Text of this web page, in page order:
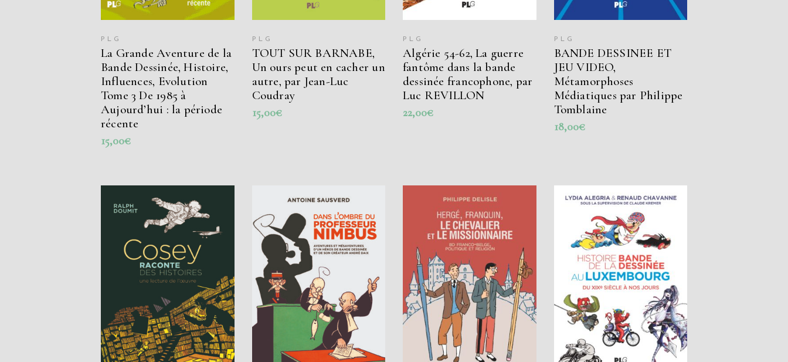
PLG
La Grande Aventure de la
Bande Dessinée, Histoire,
Influences, Evolution
Tome 3 De 1985 à
Aujourd’hui : la période
récente
15,00€
PLG
TOUT SUR BARNABE,
Un ours peut en cacher un
autre, par Jean-Luc
Coudray
15,00€
PLG
Algérie 54-62, La guerre
fantôme dans la bande
dessinée francophone, par
Luc REVILLON
22,00€
PLG
BANDE DESSINEE ET
JEU VIDEO,
Métamorphoses
Médiatiques par Philippe
Tomblaine
18,00€
LIRE LA SUITE AJOUTER AU PANIER AJOUTER AU PANIER AJOUTER AU PANIER